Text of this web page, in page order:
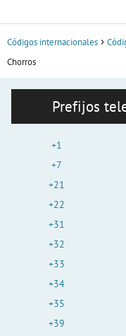
Códigos internacionales
Chorros
Prefijos
+1
+7
+21
+22
+31
+32
+33
+34
+35
+39